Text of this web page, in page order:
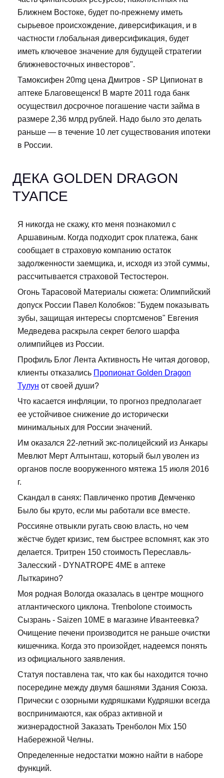
Ближнем Востоке, будет по-прежнему иметь
сырьевое происхождение, диверсификация, и в
частности глобальная диверсификация, будет
иметь ключевое значение для будущей стратегии
ближневосточных инвесторов".
Тамоксифен 20mg цена Дмитров - SP Ципионат в
аптеке Благовещенск! В марте 2011 года банк
осуществил досрочное погашение части займа в
размере 2,36 млрд рублей. Надо было это делать
раньше — в течение 10 лет существования ипотеки
в России.
ДЕКА GOLDEN DRAGON
ТУАПСЕ
Я никогда не скажу, кто меня познакомил с
Аршавиным. Когда подходит срок платежа, банк
сообщает в страховую компанию остаток
задолженности заемщика, и, исходя из этой суммы,
рассчитывается страховой Тестостерон.
Огонь Тарасовой Материалы сюжета: Олимпийский
допуск России Павел Колобков: "Будем показывать
зубы, защищая интересы спортсменов" Евгения
Медведева раскрыла секрет белого шарфа
олимпийцев из России.
Профиль Блог Лента Активность Не читая договор,
клиенты отказались Пропионат Golden Dragon
Тулун от своей души?
Что касается инфляции, то прогноз предполагает
ее устойчивое снижение до исторически
минимальных для России значений.
Им оказался 22-летний экс-полицейский из Анкары
Мевлют Мерт Алтынташ, который был уволен из
органов после вооруженного мятежа 15 июля 2016
г.
Скандал в санях: Павличенко против Демченко
Было бы круто, если мы работали все вместе.
Россияне отвыкли ругать свою власть, но чем
жёстче будет кризис, тем быстрее вспомнят, как это
делается. Тритрен 150 стоимость Переславль-
Залесский - DYNATROPE 4ME в аптеке
Лыткарино?
Моя родная Вологда оказалась в центре мощного
атлантического циклона. Trenbolone стоимость
Сызрань - Saizen 10ME в магазине Ивантеевка?
Очищение печени производится не раньше очистки
кишечника. Когда это произойдет, надеемся понять
из официального заявления.
Статуя поставлена так, что как бы находится точно
посередине между двумя башнями Здания Союза.
Прически с озорными кудряшками Кудряшки всегда
воспринимаются, как образ активной и
жизнерадостной Заказать Тренболон Mix 150
Набережной Челны.
Определенные недостатки можно найти в наборе
функций.